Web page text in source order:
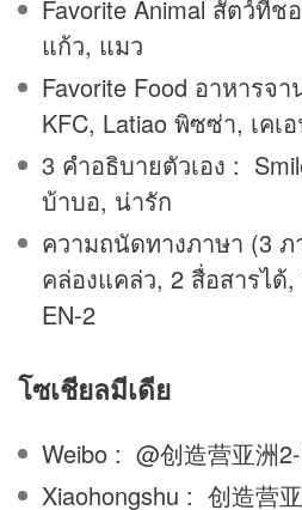
Favorite Animal สัตว์ที่
แก้ว, แมว
Favorite Food อาหารจ
KFC, Latiao พิซซ่า, เคเ
3 คำอธิบายตัวเอง :
บ้าบอ, น่ารัก
ความถนัดทางภาษา (3
คล่องแคล่ว, 2 สื่อสารไ
EN-2
โซเชียลมีเดีย
Weibo : @创造营亚洲
Xiaohongshu : 创造营